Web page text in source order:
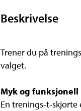
Beskrivelse
Trener du på
valget.
Myk og funksjonell
En trenings-t-